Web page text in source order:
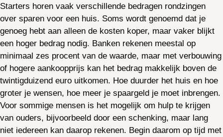
Starters horen vaak verschillende bedragen rondzingen
over sparen voor een huis. Soms wordt genoemd dat je
genoeg hebt aan alleen de kosten koper, maar vaker blijkt
een hoger bedrag nodig. Banken rekenen meestal op
minimaal zes procent van de waarde, maar met verbouwing
of hogere aankoopprijs kan het bedrag makkelijk boven de
twintigduizend euro uitkomen. Hoe duurder het huis en hoe
groter je wensen, hoe meer je spaargeld je moet inbrengen.
Voor sommige mensen is het mogelijk om hulp te krijgen
van ouders, bijvoorbeeld door een schenking, maar lang
niet iedereen kan daarop rekenen. Begin daarom op tijd met